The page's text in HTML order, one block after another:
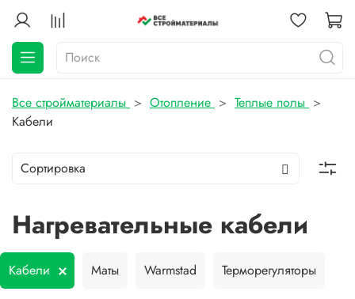
Все стройматериалы Отопление
Теплые полы
Кабели
Нагревательные кабели
Кабели Маты Warmstad Терморегуляторы